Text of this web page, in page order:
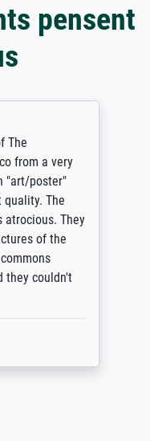
pensent
The
from a very
"art/poster"
The
They
of the
they couldn't